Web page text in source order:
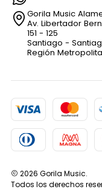
Gorila Music
Av. Libertador
151 - 125
Santiago -
Región
2026 Gorila Music.
Todos los derechos